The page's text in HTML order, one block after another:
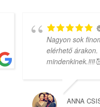
Nagyon sok
elérhető
ANNA